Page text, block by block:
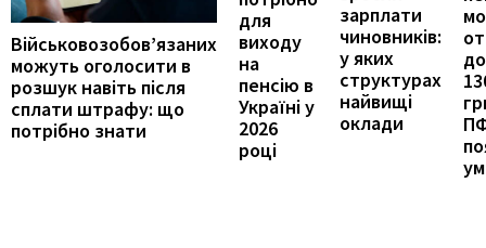
Військовозобов’язаних
можуть оголосити в
розшук навіть після
сплати штрафу: що
потрібно знати
для
виходу
на
пенсію в
Україні у
2026
році
зарплати
чиновників:
у яких
структурах
найвищі
оклади